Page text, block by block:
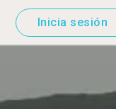
Inicia sesión